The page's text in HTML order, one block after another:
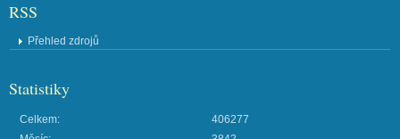
RSS
Přehled zdrojů
Statistiky
Celkem:
406277